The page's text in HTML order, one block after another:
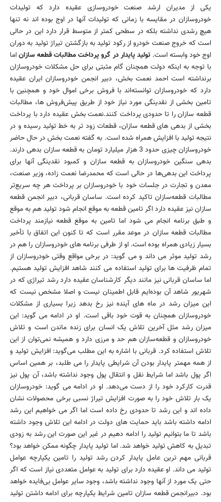
یکی از مدیران ارشد صنعت خودروسازی عقیده دارد که تولیدات
خودروسازان در مقایسه با زمانی که تولیدات آنها در اوج بوده اند نه تنها
هیچ رشدی نداشته بلکه در سطحی کمتر از متوسط قرار دارد این در حالی
است که خروج صنعت خودرو از رکود تولید به بازگشتن تیراژ تولید به دوران
اوج خود وابسته است.تولید پایدار در گرو پرداخت مطالبات قطعه سازاناما
با توجه به اینکه دولت همچنان گام مثبتی برای حل مشکلات خودروسازان
برنداشته است احمد نعمت بخش، دبیر انجمن خودروسازان ایران عقیده
دارد که خودروسازان توانسته‌اند با فروش برخی اموال خود و همچنین با
تامین بخشی از نقدینگی مورد نیاز خود از طریق پیش‌فروش ها، مطالبات
قطعه سازان را تا حدودی پرداخت کنند.نعمت بخش عقیده دارد با پرداخت
بخشی از بدهی های قطعه سازان، قطعات زود تر به خط تولید رسیده و در
نتیجه تولید با افزایش همراه شده است. به گفته نعمت بخش در حال حاضر
خودروسازان چیزی حدود 3 هزار میلیارد تومان به قطعه سازان بدهی دارند.
بدهی سنگین خودروسازان به قطعه سازان و کمبود نقدینگی آنها برای
پرداخت این بدهی‌ها در حالی است که محمدرضا نعمت زاده، وزیر صنعت،
معدن و تجارت در جلسات خود با خودروسازان بر پرداخت هر چه سریع‌تر
مطالبات قطعه‌سازان تاکید کرده است. ساسان قربانی، دبیر انجمن قطعه
سازان نیز عقیده دارد اگر تامین قطعه به موقع انجام شود تولید هم به موقع
و طبق برنامه انجام می شود اما تامین به موقع قطعه نیازمند پرداخت
مطالبات قطعه سازان در موعد مقرر است که تا کنون این اتفاق با تأخیر
بسیار زیادی همراه بوده است. او از طرفی برنامه های خودروسازان را هم در
رشد تولید موثر می داند و می گوید: در برخی مواقع وقتی خودروسازان از
تمام ظرفیت ها برای تولید استفاده می کنند شاهد افزایش تولید هستیم.
اما ساسان قربانی نیز مانند دیگر کارشناسان عقیده دارد رشد تیراژی که در
شهریور شاهد آن بوده‌ایم قابل اطمینان نیست و اصلا مشخص نیست که
این میزان رشد در ماه های آینده نیز رخ بدهد زیرا بسیاری از مشکلات
خودروسازان همچنان به قوت خود باقی است. او در ادامه می گوید: این
میزان رشد مثل آخرین تلاش یک انسان برای زنده ماندن است و تلاش
خودروسازان و قطعه‌سازان هم حد و مرزی دارد و همیشه نمی‌توان از این
تلاش استفاده کرد. قربانی با اشاره به این مطلب می‌گوید: افزایش تولید و
از همه مهمتر پایدار بودن آن شرایطی پایدار را می طلبد، بر همین اساس
اگر پول باشد اما شرایط نقل و انتقال پول وجود نداشته باشد، آن پول نیز
قدرت کارکرد خود را از دست می‌دهد. او در ادامه می گوید: خودروسازان
یک بار تلاش خود را به صورت افزایش تیراژ نسبی برخی محصولات نشان
داده اند و این رشد تا حدودی رخ داده است اما اگر می خواهیم این رشد
ادامه داشته باشد باید حمایت های دولت در ادامه این تلاش وجود داشته
باشد تا ما بتوانیم تولید را ادامه دهیم در غیر این صورت این رشد به زودی
تبدیل به کاهش تولید خواهد شد. اما تولید پایدار چگونه ممکن خواهد بود؟
قربانی مهم ترین عامل پایدار کردن رشد تولید را تامین یکپارچه عوامل
تولید می داند. او عقیده دارد برای تولید به عوامل متعددی نیاز است که اگر
حتی یک مورد از آنها وجود نداشته باشد، وجود سایر عوامل بی‌فایده خواهد
بود. دبیرانجمن قطعه سازان تامین شرایط یکپارچه برای ادامه داشتن تولید